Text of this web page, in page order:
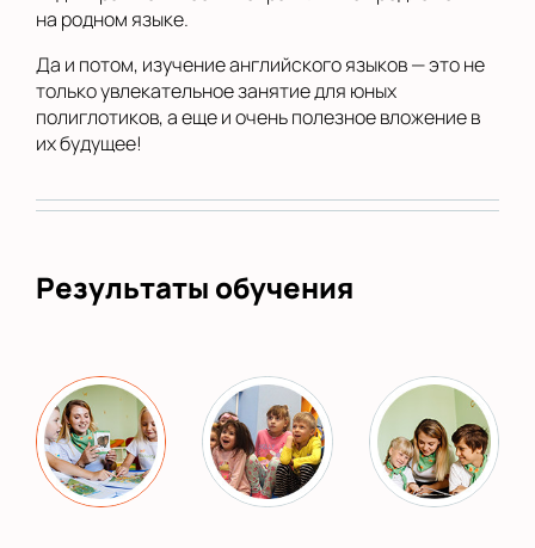
на родном языке.
Да и потом, изучение английского языков — это не
только увлекательное занятие для юных
полиглотиков, а еще и очень полезное вложение в
их будущее!
Результаты обучения